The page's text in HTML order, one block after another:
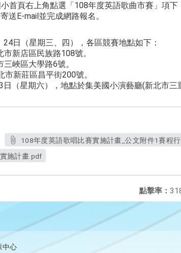
首頁右上角點選「108年度英語歌曲市賽」項
送E-mail並完成網路報名。
日（星期三、四），各區競賽地點如下：
新店區民族路108號。
峽區大學路6號。
新莊區昌平街200號。
（星期六），地點於集美國小演藝廳(新北市三
108年度英語歌唱比賽實施計畫_公文附件1賽程
施計畫.pdf
點擊率：
中心